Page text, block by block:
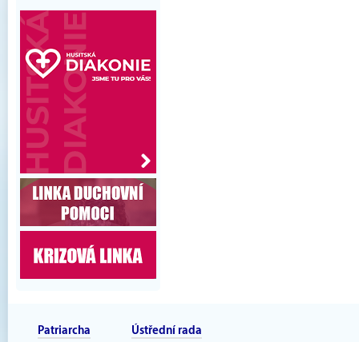
Patriarcha
Ústřední rada